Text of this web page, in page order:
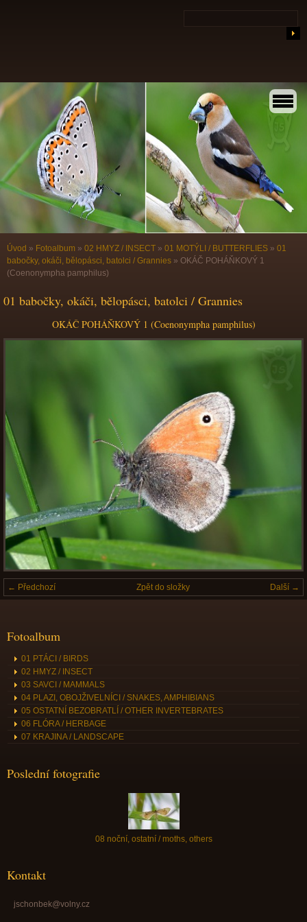
Úvod » Fotoalbum » 02 HMYZ / INSECT » 01 MOTÝLI / BUTTERFLIES » 01
babočky, okáči, bělopásci, batolci / Grannies » OKÁČ POHÁŇKOVÝ 1
(Coenonympha pamphilus)
01 babočky, okáči, bělopásci, batolci / Grannies
OKÁČ POHÁŇKOVÝ 1 (Coenonympha pamphilus)
← Předchozí Další →
Zpět do složky
Fotoalbum
01 PTÁCI / BIRDS
02 HMYZ / INSECT
03 SAVCI / MAMMALS
04 PLAZI, OBOJŽIVELNÍCI / SNAKES, AMPHIBIANS
05 OSTATNÍ BEZOBRATLÍ / OTHER INVERTEBRATES
06 FLÓRA / HERBAGE
07 KRAJINA / LANDSCAPE
Poslední fotografie
08 noční, ostatní / moths, others
Kontakt
jschonbek@volny.cz